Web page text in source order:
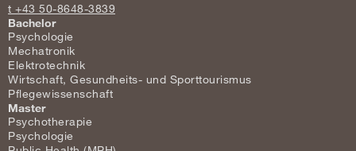
t +43 50-8648-3839
Bachelor
Psychologie
Mechatronik
Elektrotechnik
Wirtschaft, Gesundheits- und Sporttourismus
Pflegewissenschaft
Master
Psychotherapie
Psychologie